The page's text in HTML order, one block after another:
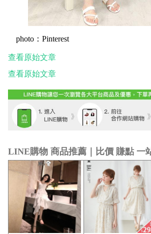
photo：Pinterest
查看原始文章
查看原始文章
LINE購物 商品推薦｜比價 賺點 一